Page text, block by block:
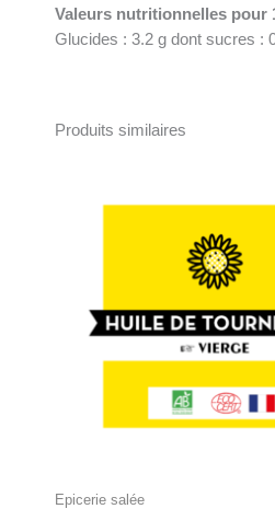
Valeurs nutritionnelles pour
Glucides : 3.2 g dont sucres :
Produits similaires
Epicerie salée